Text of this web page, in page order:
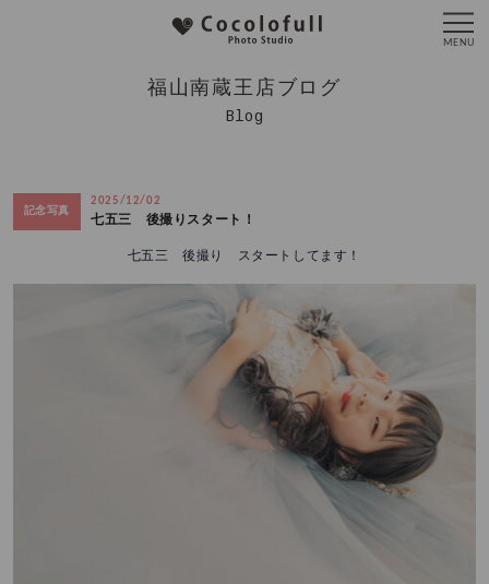
福山南蔵王店ブログ
Blog
記念写真
2025/12/02
七五三 後撮りスタート！
七五三 後撮り スタートしてます！